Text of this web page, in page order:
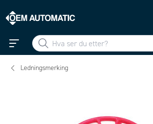
Ledningsmerking